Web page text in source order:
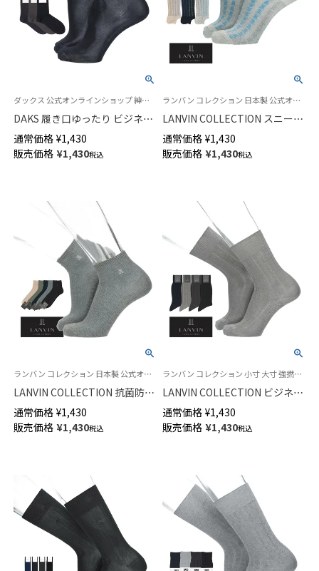
ダックス 公式オンラインショップ 紳士 靴下
DAKS 履き口ゆったり ビジネス
ソックス 平無地 かかとしっか
りホールド 抗菌防臭 20cmミド
ル丈 メンズ 02502576
通常価格 ¥1,430
販売価格 ¥1,430税込
ランバン コレクション 日本製 公式オンラインショップ 紳士 靴下
LANVIN COLLECTION スニーカ
ー丈 ソックス 涼感仕様 抗菌防
臭 アシンメトリーJLモノグラム
メンズ02452318
通常価格 ¥1,430
販売価格 ¥1,430税込
ランバン コレクション 日本製 公式オンラインショップ 紳士 靴下
LANVIN COLLECTION 抗菌防臭
ミドルゲージ リブカジュアルソ
ックス ショート丈 メンズ
02452314
通常価格 ¥1,430
販売価格 ¥1,430税込
ランバン コレクション 小寸 大寸 強撚糸 公式オンラインショップ 紳士 靴下
LANVIN COLLECTION ビジネス
ソックス 涼感 足底鹿の子編み
抗菌防臭 リンクスストライプ
クルー丈 メンズ 02402031
通常価格 ¥1,430
販売価格 ¥1,430税込